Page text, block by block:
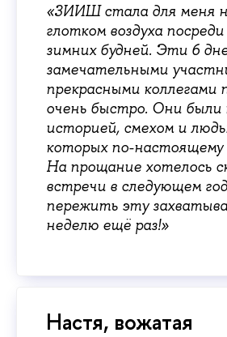
«ЗИИШ стала для меня
глотком воздуха
зимних будней. Эти 6
замечательными
прекрасными коллегами
очень быстро. Они были
историей, смехом и
которых по-настоящему
На прощание хотелось
встречи в следующем
пережить эту
неделю ещё раз!»
Настя, вожатая